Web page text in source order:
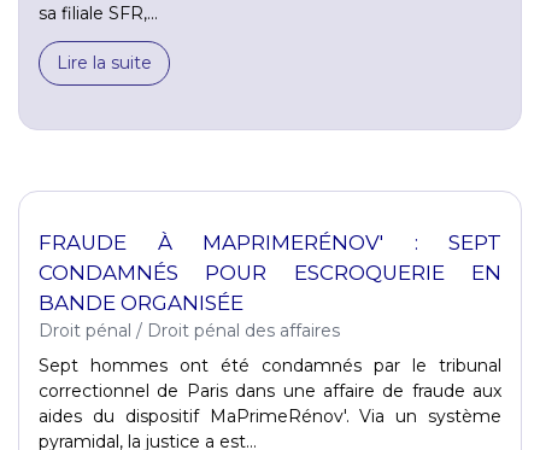
sa filiale SFR,...
Lire la suite
FRAUDE À MAPRIMERÉNOV' : SEPT
CONDAMNÉS POUR ESCROQUERIE EN
BANDE ORGANISÉE
Droit pénal / Droit pénal des affaires
Sept hommes ont été condamnés par le tribunal
correctionnel de Paris dans une affaire de fraude aux
aides du dispositif MaPrimeRénov'. Via un système
pyramidal, la justice a est...